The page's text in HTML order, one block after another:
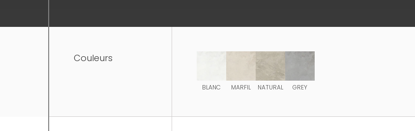
Couleurs
BLANC MARFIL NATURAL GREY